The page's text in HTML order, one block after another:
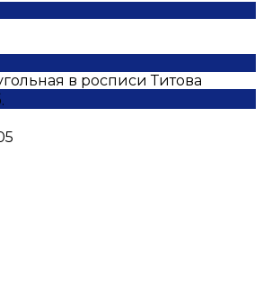
в росписи Титова